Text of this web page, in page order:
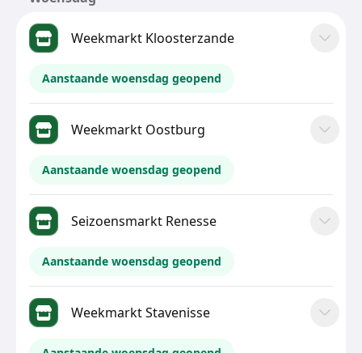
Weekmarkt Kloosterzande
Aanstaande woensdag geopend
Weekmarkt Oostburg
Aanstaande woensdag geopend
Seizoensmarkt Renesse
Aanstaande woensdag geopend
Weekmarkt Stavenisse